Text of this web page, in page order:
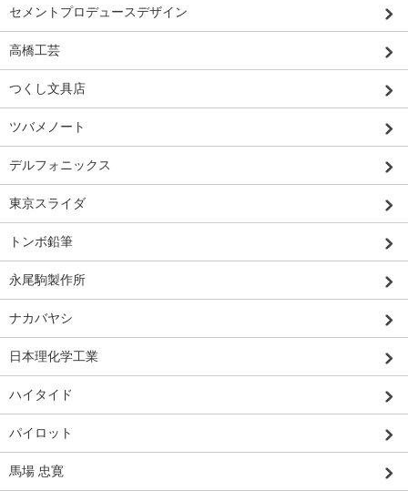
セメントプロデュースデザイン
高橋工芸
つくし文具店
ツバメノート
デルフォニックス
東京スライダ
トンボ鉛筆
永尾駒製作所
ナカバヤシ
日本理化学工業
ハイタイド
パイロット
馬場 忠寛